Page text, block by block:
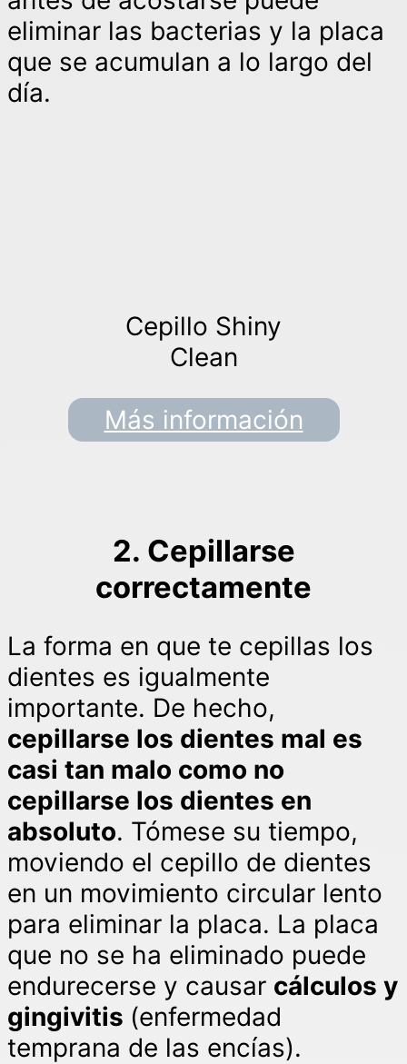
eliminar las bacterias y la placa
que se acumulan a lo largo del
día.
Cepillo Shiny
Clean
Más información
2. Cepillarse
correctamente
La forma en que te cepillas los
dientes es igualmente
importante. De hecho,
cepillarse los dientes mal es
casi tan malo como no
cepillarse los dientes en
absoluto. Tómese su tiempo,
moviendo el cepillo de dientes
en un movimiento circular lento
para eliminar la placa. La placa
que no se ha eliminado puede
endurecerse y causar cálculos y
gingivitis (enfermedad
temprana de las encías).